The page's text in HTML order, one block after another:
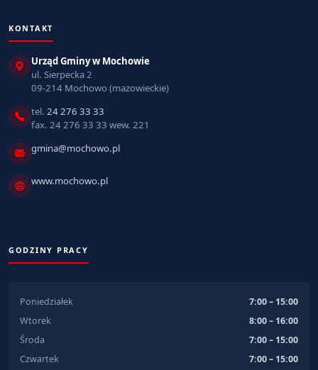
KONTAKT
Urząd Gminy w Mochowie
ul. Sierpecka 2
09-214 Mochowo (mazowieckie)
tel. 24 276 33 33
fax. 24 276 33 33 wew. 221
gmina@mochowo.pl
www.mochowo.pl
GODZINY PRACY
Poniedziałek
7:00 – 15:00
Wtorek
8:00 – 16:00
Środa
7:00 – 15:00
Czwartek
7:00 – 15:00